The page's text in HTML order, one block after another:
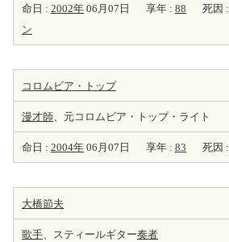
命日 : 2002年 06月07日 享年 : 88 死因 :
ン
コロムビア・トップ
漫才師、元コロムビア・トップ・ライト
命日 : 2004年 06月07日 享年 : 83 死因 :
大橋節夫
歌手、スティールギター奏者